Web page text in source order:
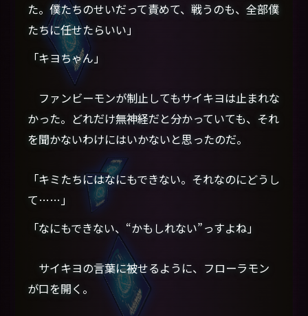
た。僕たちのせいだって責めて、戦うのも、全部僕
たちに任せたらいい」
「キヨちゃん」
ファンビーモンが制止してもサイキヨは止まれな
かった。どれだけ無神経だと分かっていても、それ
を聞かないわけにはいかないと思ったのだ。
「キミたちにはなにもできない。それなのにどうし
て……」
「なにもできない、“かもしれない”っすよね」
サイキヨの言葉に被せるように、フローラモン
が口を開く。